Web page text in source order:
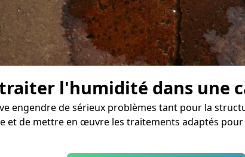
l'humidité dans une
engendre de sérieux problèmes tant pour la
et de mettre en œuvre les traitements adaptés pour